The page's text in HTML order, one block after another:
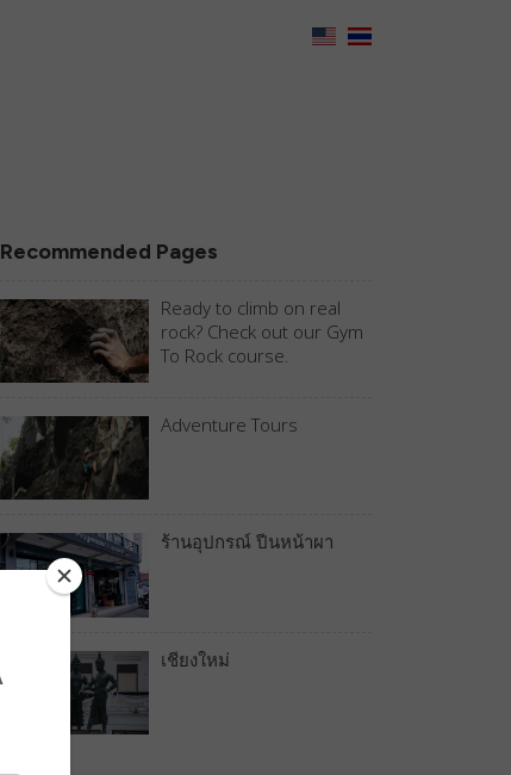
Recommended Pages
Ready to climb on real
rock? Check out our Gym
To Rock course.
Adventure Tours
ร้านอุปกรณ์ ปีนหน้าผา
เชียงใหม่